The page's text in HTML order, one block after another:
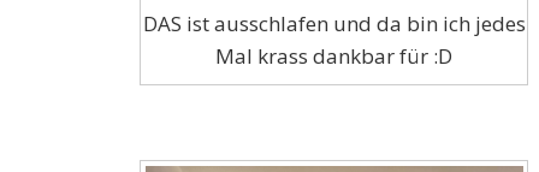
DAS ist ausschlafen und da bin ich jedes
Mal krass dankbar für :D